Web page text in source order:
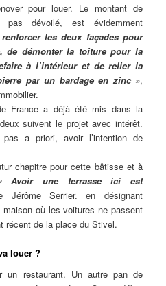
pour louer. Le montant de
pas dévoilé, est évidemment
les deux façades pour
de démonter la toiture pour la
à l’intérieur et de relier la
par un bardage en zinc »,
France a déjà été mis dans la
suivent le projet avec intérêt.
a priori, avoir l’intention de
chapitre pour cette bâtisse et à
Avoir une terrasse ici est
Jérôme Serrier. en désignant
où les voitures ne passent
récent de la place du Stivel.
louer ?
un restaurant. Un autre pan de